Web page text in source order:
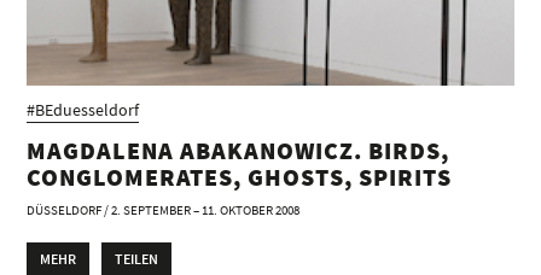
#BEduesseldorf
MAGDALENA ABAKANOWICZ. BIRDS,
CONGLOMERATES, GHOSTS, SPIRITS
DÜSSELDORF / 2. SEPTEMBER – 11. OKTOBER 2008
MEHR TEILEN